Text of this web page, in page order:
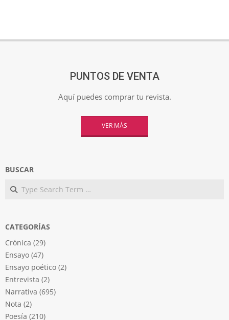
PUNTOS DE VENTA
Aquí puedes comprar tu revista.
VER MÁS
BUSCAR
Search
CATEGORÍAS
Crónica (29)
Ensayo (47)
Ensayo poético (2)
Entrevista (2)
Narrativa (695)
Nota (2)
Poesía (210)